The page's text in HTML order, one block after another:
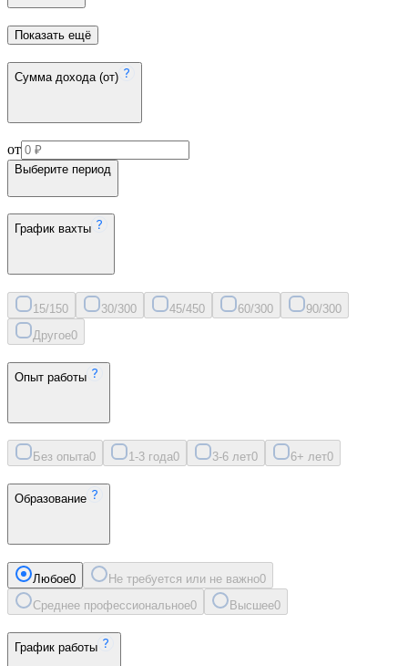
Показать ещё
Сумма дохода (от)
от
Выберите период
График вахты
15/150 30/300 45/450 60/300 90/300
Другое0
Опыт работы
Без опыта0 1-3 года0 3-6 лет0 6+ лет0
Образование
Любое0 Не требуется или не важно0
Среднее профессиональное0 Высшее0
График работы